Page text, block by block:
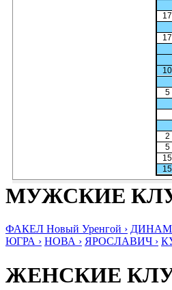
17
17
10
5
2
5
15
15
МУЖСКИЕ
ФАКЕЛ Новый Уренгой ›
ЮГРА › НОВА › ЯРОСЛАВИЧ ›
ЖЕНСКИЕ